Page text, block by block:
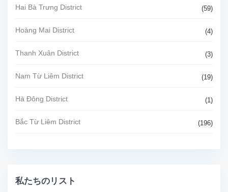
Hai Bà Trưng District (59)
Hoàng Mai District (4)
Thanh Xuân District (3)
Nam Từ Liêm District (19)
Hà Đông District (1)
Bắc Từ Liêm District (196)
私たちのリスト